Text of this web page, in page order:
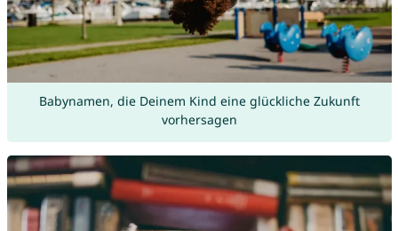
Babynamen, die Deinem Kind eine glückliche Zukunft
vorhersagen